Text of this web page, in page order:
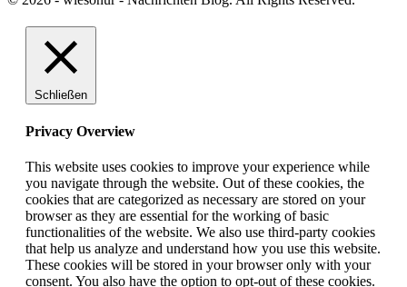
Schließen
Privacy Overview
This website uses cookies to improve your experience while
you navigate through the website. Out of these cookies, the
cookies that are categorized as necessary are stored on your
browser as they are essential for the working of basic
functionalities of the website. We also use third-party cookies
that help us analyze and understand how you use this website.
These cookies will be stored in your browser only with your
consent. You also have the option to opt-out of these cookies.